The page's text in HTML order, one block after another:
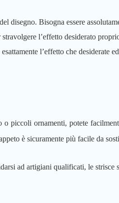
disegno. Bisogna essere
l’effetto desiderato
l’effetto che desiderate
piccoli ornamenti, potete
è sicuramente più facile da
ad artigiani qualificati, le strisce